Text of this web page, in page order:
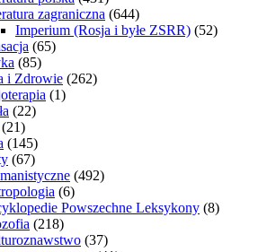
zagraniczna (644)
Imperium (Rosja i byłe ZSRR) (52)
(65)
(85)
i Zdrowie (262)
(1)
(22)
(21)
(145)
(67)
(492)
(6)
Powszechne Leksykony (8)
(218)
(37)